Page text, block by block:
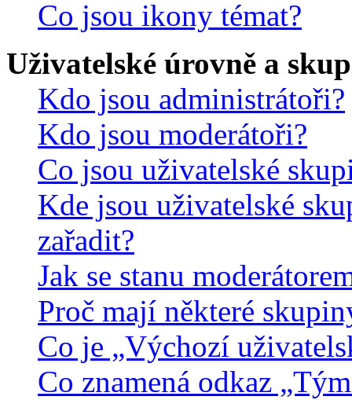
Co jsou ikony témat?
Uživatelské úrovně a
Kdo jsou administrátoři?
Kdo jsou moderátoři?
Co jsou uživatelské
Kde jsou uživatelské
zařadit?
Jak se stanu
Proč mají některé
Co je „Výchozí
Co znamená odkaz